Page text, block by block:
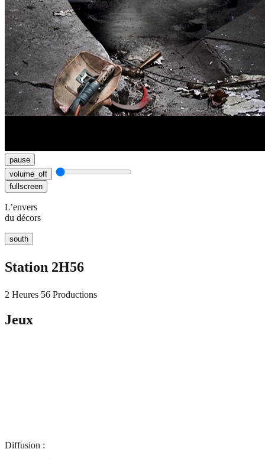
pause
volume_off
fullscreen
L’envers
du décors
south
Station 2H56
2 Heures 56 Productions
Jeux
Diffusion :